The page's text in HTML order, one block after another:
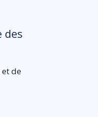
des
de